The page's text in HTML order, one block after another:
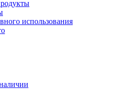
использования